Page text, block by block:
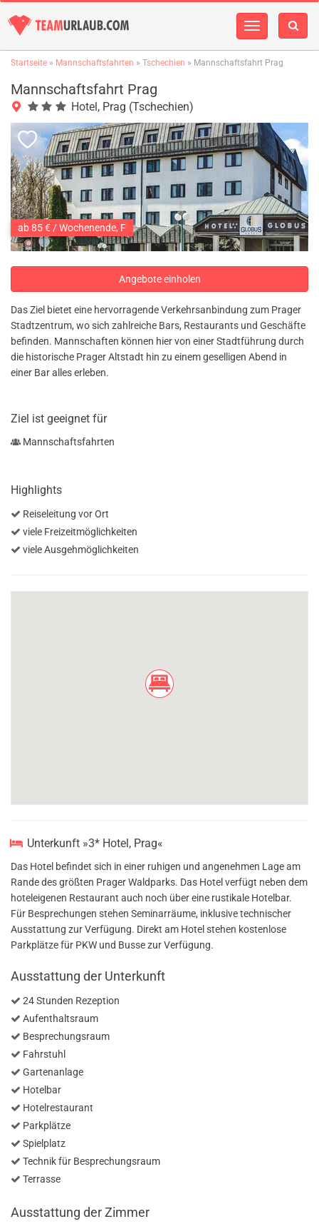
Navigation
Startseite » Mannschaftsfahrten » Tschechien » Mannschaftsfahrt Prag
Mannschaftsfahrt Prag
Hotel, Prag (Tschechien)
ab 85 € / Wochenende, F
Angebote einholen
Das Ziel bietet eine hervorragende Verkehrsanbindung zum Prager
Stadtzentrum, wo sich zahlreiche Bars, Restaurants und Geschäfte
befinden. Mannschaften können hier von einer Stadtführung durch
die historische Prager Altstadt hin zu einem geselligen Abend in
einer Bar alles erleben.
Ziel ist geeignet für
Mannschaftsfahrten
Highlights
Reiseleitung vor Ort
viele Freizeitmöglichkeiten
viele Ausgehmöglichkeiten
Unterkunft »3* Hotel, Prag«
Das Hotel befindet sich in einer ruhigen und angenehmen Lage am
Rande des größten Prager Waldparks. Das Hotel verfügt neben dem
hoteleigenen Restaurant auch noch über eine rustikale Hotelbar.
Für Besprechungen stehen Seminarräume, inklusive technischer
Ausstattung zur Verfügung. Direkt am Hotel stehen kostenlose
Parkplätze für PKW und Busse zur Verfügung.
Ausstattung der Unterkunft
24 Stunden Rezeption
Aufenthaltsraum
Besprechungsraum
Fahrstuhl
Gartenanlage
Hotelbar
Hotelrestaurant
Parkplätze
Spielplatz
Technik für Besprechungsraum
Terrasse
Ausstattung der Zimmer